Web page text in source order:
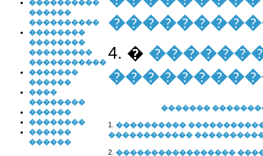
����������
������
����������
��������
��������
���������
�����������
�������
������
����
��������
������
��������
������
������
4. �
�������
1. ����������
������������
2. �����������������